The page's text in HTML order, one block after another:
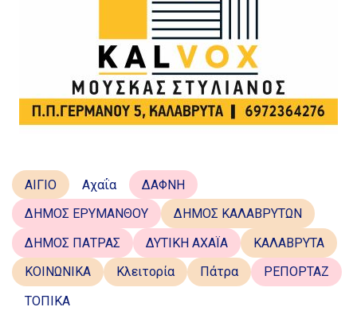
ΑΙΓΙΟ Αχαΐα
ΔΑΦΝΗ
ΔΗΜΟΣ ΕΡΥΜΑΝΘΟΥ
ΔΗΜΟΣ ΚΑΛΑΒΡΥΤΩΝ
ΔΗΜΟΣ ΠΑΤΡΑΣ
ΔΥΤΙΚΗ ΑΧΑΪΑ
ΚΑΛΑΒΡΥΤΑ
ΚΟΙΝΩΝΙΚΑ
Κλειτορία Πάτρα
ΡΕΠΟΡΤΑΖ
ΤΟΠΙΚΑ